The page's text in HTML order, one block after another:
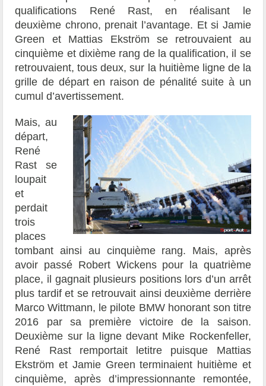
qualifications René Rast, en réalisant le
deuxième chrono, prenait l’avantage. Et si Jamie
Green et Mattias Ekström se retrouvaient au
cinquième et dixième rang de la qualification, il se
retrouvaient, tous deux, sur la huitième ligne de la
grille de départ en raison de pénalité suite à un
cumul d’avertissement.
Mais, au
départ,
René
Rast se
loupait
et
perdait
trois
places
tombant ainsi au cinquième rang. Mais, après
avoir passé Robert Wickens pour la quatrième
place, il gagnait plusieurs positions lors d’un arrêt
plus tardif et se retrouvait ainsi deuxième derrière
Marco Wittmann, le pilote BMW honorant son titre
2016 par sa première victoire de la saison.
Deuxième sur la ligne devant Mike Rockenfeller,
René Rast remportait letitre puisque Mattias
Ekström et Jamie Green terminaient huitième et
cinquième, après d’impressionnante remontée,